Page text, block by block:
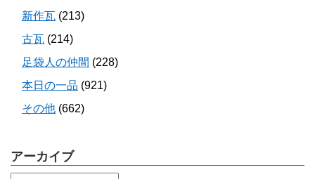
新作瓦 (213)
古瓦 (214)
足袋人の仲間 (228)
本日の一品 (921)
その他 (662)
アーカイブ